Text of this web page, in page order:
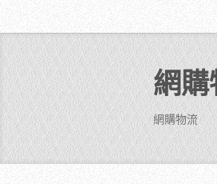
網
網購物流